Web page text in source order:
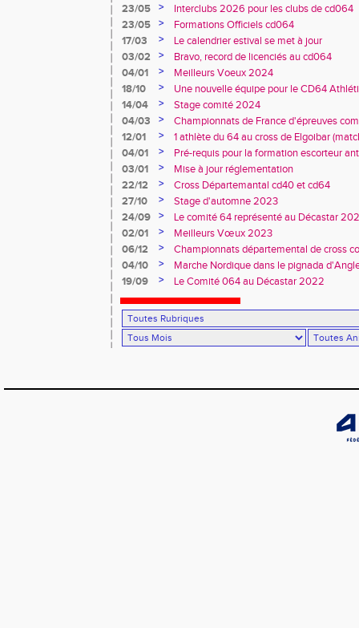
23/05
>
Interclubs 2026 pour les clubs de cd064
23/05
>
Formations Officiels cd064
17/03
>
Le calendrier estival se met à jour
03/02
>
Bravo, record de licenciés au cd064
04/01
>
Meilleurs Voeux 2024
18/10
>
Une nouvelle équipe pour le CD64
14/04
>
Stage comité 2024
04/03
>
Championnats de France d'épreuves
Duler titré
12/01 >
1 athlète du 64 au cross de Elgoibar
04/01
>
Pré-requis pour la formation escorteur
03/01
>
Mise à jour réglementation
22/12
>
Cross Départemantal cd40 et cd64
27/10
>
Stage d'automne 2023
24/09
>
Le comité 64 représenté au Décastar
02/01
>
Meilleurs Vœux 2023
06/12
>
Championnats départemental de cross
04/10
>
Marche Nordique dans le pignada
19/09
> Le Comité 064 au Décastar 2022